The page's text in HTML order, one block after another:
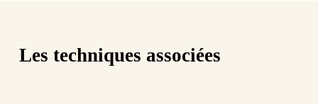
Les techniques associées